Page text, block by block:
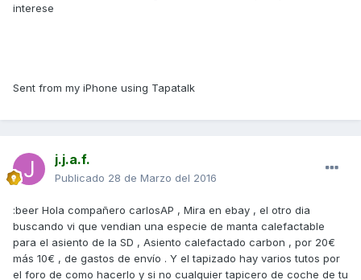
interese
Sent from my iPhone using Tapatalk
j.j.a.f.
Publicado 28 de Marzo del 2016
:beer Hola compañero carlosAP , Mira en ebay , el otro dia
buscando vi que vendian una especie de manta calefactable
para el asiento de la SD , Asiento calefactado carbon , por 20€
más 10€ , de gastos de envío . Y el tapizado hay varios tutos por
el foro de como hacerlo y si no cualquier tapicero de coche de tu